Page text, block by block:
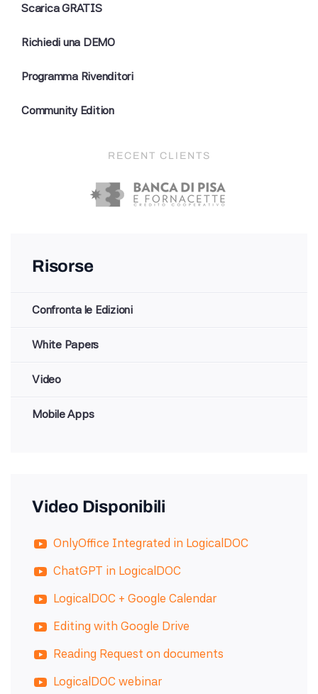
Scarica GRATIS
Richiedi una DEMO
Programma Rivenditori
Community Edition
RECENT CLIENTS
Risorse
Confronta le Edizioni
White Papers
Video
Mobile Apps
Video Disponibili
OnlyOffice Integrated in LogicalDOC
ChatGPT in LogicalDOC
LogicalDOC + Google Calendar
Editing with Google Drive
Reading Request on documents
LogicalDOC webinar